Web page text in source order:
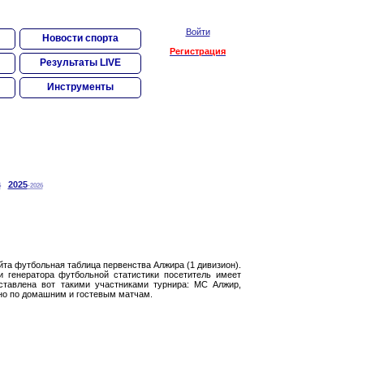
Новости спорта
Результаты LIVE
Инструменты
Войти
Регистрация
2025-2026
футбольная таблица первенства Алжира (1 дивизион).
футбольной статистики посетитель имеет
вот такими участниками турнира: МС Алжир,
по домашним и гостевым матчам.